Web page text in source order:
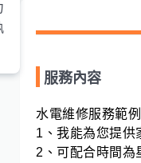
服務內容
水電維修服務範例
1、我能為您提供
2、可配合時間為